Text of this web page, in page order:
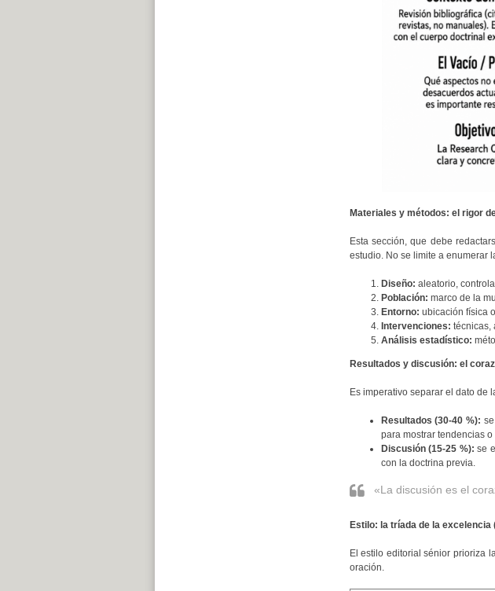
Materiales y métodos: el rigor
Esta sección, que debe
estudio. No se limite a enumerar
Diseño: aleatorio,
Población: marco de la
Entorno: ubicación física
Intervenciones: técnicas,
Análisis estadístico:
Resultados y discusión: el
Es imperativo separar el dato de
Resultados (30-40 %):
para mostrar tendencias
Discusión (15-25 %): se
con la doctrina previa.
«La discusión es el
Estilo: la tríada de la
El estilo editorial sénior prioriza
oración.